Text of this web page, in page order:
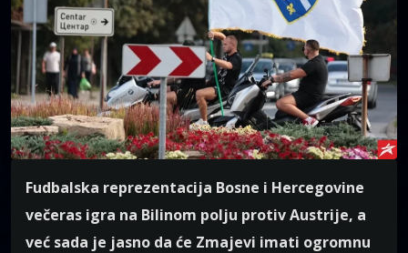
Fudbalska reprezentacija Bosne i Hercegovine
večeras igra na Bilinom polju protiv Austrije, a
već sada je jasno da će Zmajevi imati ogromnu